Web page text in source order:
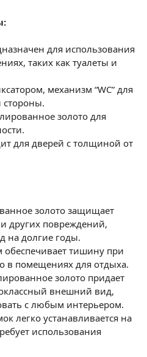
для использования
таких как туалеты и
механизм “WC” для
стороны.
золото для
для дверей с толщиной от
золото защищает
других повреждений,
на долгие годы.
тишину при
в помещениях для отдыха.
золото придает
внешний вид,
с любым интерьером.
легко устанавливается на
использования